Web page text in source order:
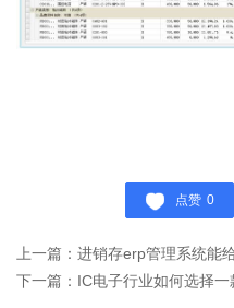
点赞 0
上一篇：进销存erp管理系统能
下一篇：IC电子行业如何选择一